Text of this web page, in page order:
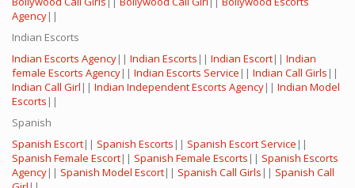
Agency||
Indian Escorts
Indian Escorts Agency|| Indian Escorts || Indian Escort|| Indian
female Escorts Agency|| Indian Escorts Service || Indian Call Girls ||
Indian Call Girl || Indian Independent Escorts Agency|| Indian Model
Escorts ||
Spanish
Spanish Escort|| Spanish Escorts || Spanish Escort Service ||
Spanish Female Escort|| Spanish Female Escorts || Spanish Escorts
Agency|| Spanish Model Escort|| Spanish Call Girls || Spanish Call